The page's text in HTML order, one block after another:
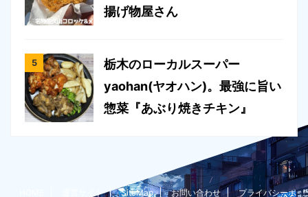
揚げ物屋さん
栃木のローカルスーパー
yaohan(ヤオハン)。最強に旨い
惣菜『あぶり焼きチキン』
運営サイト SiteMap お問い合わせ プライバシーポ